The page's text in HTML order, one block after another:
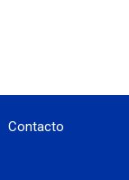
Contacto